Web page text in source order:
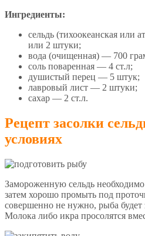
Ингредиенты:
сельдь (тихоокеанская или
или 2 штуки;
вода (очищенная) — 700
соль поваренная — 4 ст.л;
душистый перец — 5 штук;
лавровый лист — 2 штуки;
сахар — 2 ст.л.
Рецепт засолки
условиях
Замороженную сельдь необходимо
затем хорошо промыть под
совершенно не нужно, рыба будет
Молока либо икра просолятся